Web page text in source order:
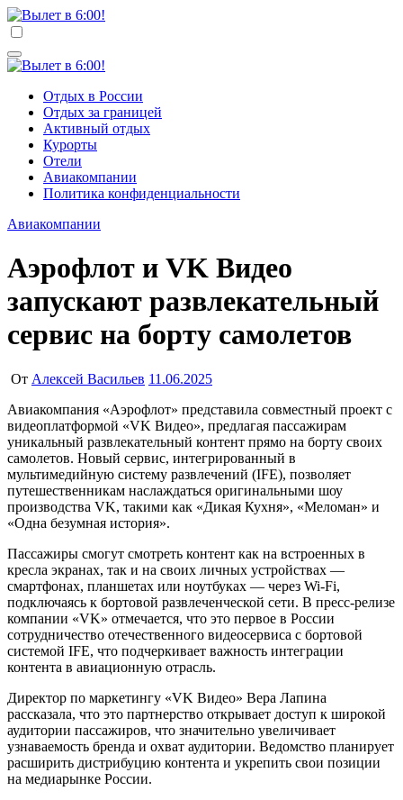
Перейти
к
Генеральный директор: Чернокоз Ольга Валерьевна
Учредитель ООО "Клуб регионов", ИНН 6685155934
Генеральный директор: Чернокоз Ольга Валерьевна
info@gosrf.ru +7 (495) 920-51-49
Отдых в России
Отдых за границей
Активный отдых
Курорты
Отели
Авиакомпании
Политика конфиденциальности
Авиакомпании
Аэрофлот и VK Видео
запускают развлекательный
сервис на борту самолетов
От Алексей Васильев 11.06.2025
Авиакомпания «Аэрофлот» представила совместный проект с
видеоплатформой «VK Видео», предлагая пассажирам
уникальный развлекательный контент прямо на борту своих
самолетов. Новый сервис, интегрированный в
мультимедийную систему развлечений (IFE), позволяет
путешественникам наслаждаться оригинальными шоу
производства VK, такими как «Дикая Кухня», «Меломан» и
«Одна безумная история».
Пассажиры смогут смотреть контент как на встроенных в
кресла экранах, так и на своих личных устройствах —
смартфонах, планшетах или ноутбуках — через Wi-Fi,
подключаясь к бортовой развлеченческой сети. В пресс-релизе
компании «VK» отмечается, что это первое в России
сотрудничество отечественного видеосервиса с бортовой
системой IFE, что подчеркивает важность интеграции
контента в авиационную отрасль.
Директор по маркетингу «VK Видео» Вера Лапина
рассказала, что это партнерство открывает доступ к широкой
аудитории пассажиров, что значительно увеличивает
узнаваемость бренда и охват аудитории. Ведомство планирует
расширить дистрибуцию контента и укрепить свои позиции
на медиарынке России.